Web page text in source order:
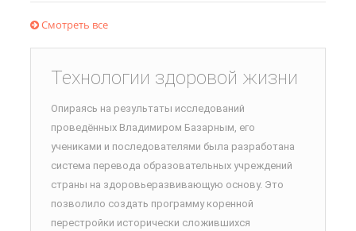
Смотреть все
Технологии здоровой жизни
Опираясь на результаты исследований
проведённых Владимиром Базарным, его
учениками и последователями была разработана
система перевода образовательных учреждений
страны на здоровьеразвивающую основу. Это
позволило создать программу коренной
перестройки исторически сложившихся